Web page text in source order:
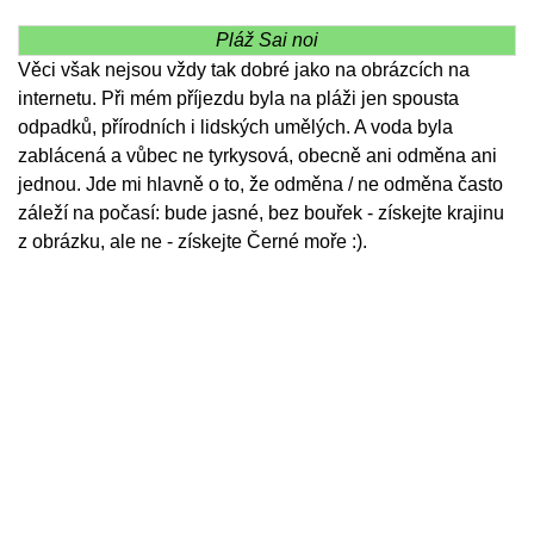
Pláž Sai noi
Věci však nejsou vždy tak dobré jako na obrázcích na
internetu. Při mém příjezdu byla na pláži jen spousta
odpadků, přírodních i lidských umělých. A voda byla
zablácená a vůbec ne tyrkysová, obecně ani odměna ani
jednou. Jde mi hlavně o to, že odměna / ne odměna často
záleží na počasí: bude jasné, bez bouřek - získejte krajinu
z obrázku, ale ne - získejte Černé moře :).